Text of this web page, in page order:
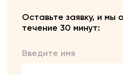
Оставьте заявку, и мы
течение 30 минут:
Введите имя